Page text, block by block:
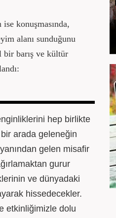
konuşmasında,
alanı sunduğunu
barış ve kültür
hep birlikte
arada geleneğin
gelen misafir
gurur
ve dünyadaki
hissedecekler.
etkinliğimizle dolu